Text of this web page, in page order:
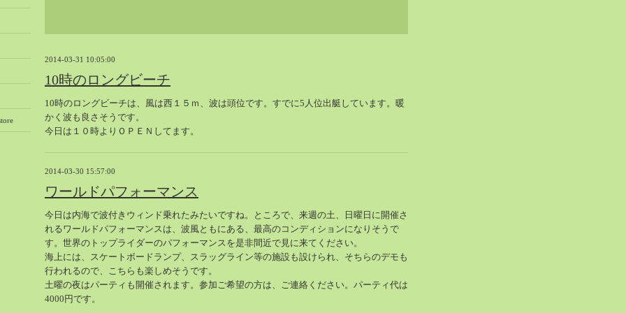
2014-03-31 10:05:00
10時のロングビーチ
10時のロングビーチは、風は西１５ｍ、波は頭位です。すでに5人位出艇しています。暖
かく波も良さそうです。
今日は１０時よりＯＰＥＮしてます。
2014-03-30 15:57:00
ワールドパフォーマンス
今日は内海で波付きウィンド乗れたみたいですね。ところで、来週の土、日曜日に開催さ
れるワールドパフォーマンスは、波風ともにある、最高のコンディションになりそうで
す。世界のトップライダーのパフォーマンスを是非間近で見に来てください。
海上には、スケートボードランプ、スラッグライン等の施設も設けられ、そちらのデモも
行われるので、こちらも楽しめそうです。
土曜の夜はパーティも開催されます。参加ご希望の方は、ご連絡ください。パーティ代は
4000円です。